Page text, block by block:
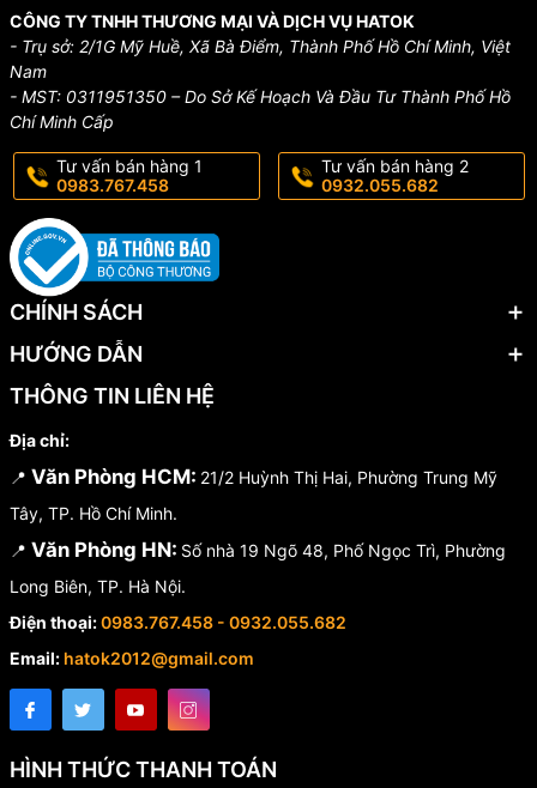
CÔNG TY TNHH THƯƠNG MẠI VÀ DỊCH VỤ HATOK
- Trụ sở: 2/1G Mỹ Huề, Xã Bà Điểm, Thành Phố Hồ Chí Minh, Việt
Nam
- MST: 0311951350 – Do Sở Kế Hoạch Và Đầu Tư Thành Phố Hồ
Chí Minh Cấp
Tư vấn bán hàng 1
0983.767.458
Tư vấn bán hàng 2
0932.055.682
CHÍNH SÁCH
HƯỚNG DẪN
THÔNG TIN LIÊN HỆ
Địa chỉ:
📍 Văn Phòng HCM: 21/2 Huỳnh Thị Hai, Phường Trung Mỹ
Tây, TP. Hồ Chí Minh.
📍 Văn Phòng HN: Số nhà 19 Ngõ 48, Phố Ngọc Trì, Phường
Long Biên, TP. Hà Nội.
Điện thoại:0983.767.458 - 0932.055.682
Email: hatok2012@gmail.com
HÌNH THỨC THANH TOÁN